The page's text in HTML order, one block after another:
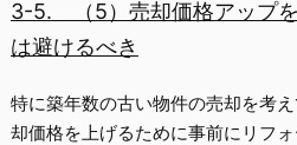
3-5. （5）売却価格アップ
は避けるべき
特に築年数の古い物件の売却を考
却価格を上げるために事前にリフ